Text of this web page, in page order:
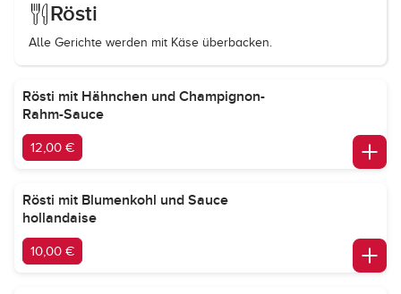
Rösti
Alle Gerichte werden mit Käse überbacken.
Rösti mit Hähnchen und Champignon-
Rahm-Sauce
12,00 €
Rösti mit Blumenkohl und Sauce
hollandaise
10,00 €